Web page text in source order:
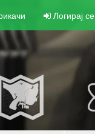
Логирај се